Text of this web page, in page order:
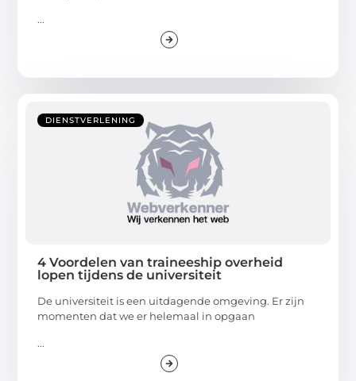
...
DIENSTVERLENING
4 Voordelen van traineeship overheid
lopen tijdens de universiteit
De universiteit is een uitdagende omgeving. Er zijn
momenten dat we er helemaal in opgaan
...